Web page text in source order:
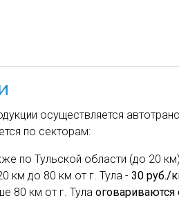
осуществляется
по секторам:
по Тульской области (до 20
км до 80 км от г. Тула - 30 руб./
80 км от г. Тула оговариваются